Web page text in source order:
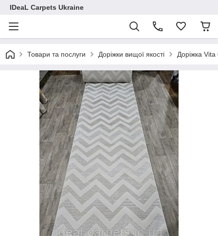
IDeaL Carpets Ukraine
Товари та послуги Доріжки вищої якості Доріжка